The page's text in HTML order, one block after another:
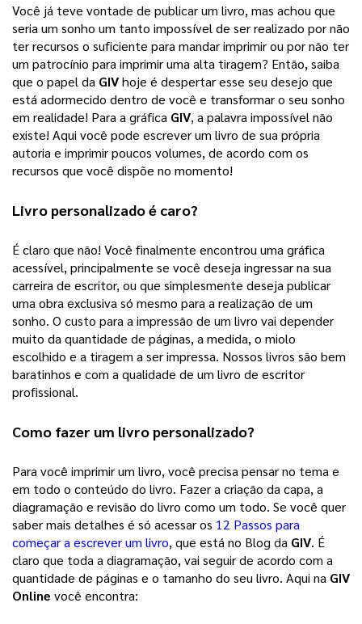
Você já teve vontade de publicar um livro, mas achou que
seria um sonho um tanto impossível de ser realizado por não
ter recursos o suficiente para mandar imprimir ou por não ter
um patrocínio para imprimir uma alta tiragem? Então, saiba
que o papel da GIVhoje é despertar esse seu desejo que
está adormecido dentro de você e transformar o seu sonho
em realidade! Para a gráfica GIV, a palavra impossível não
existe! Aqui você pode escrever um livro de sua própria
autoria e imprimir poucos volumes, de acordo com os
recursos que você dispõe no momento!
Livro personalizado é caro?
É claro que não! Você finalmente encontrou uma gráfica
acessível, principalmente se você deseja ingressar na sua
carreira de escritor, ou que simplesmente deseja publicar
uma obra exclusiva só mesmo para a realização de um
sonho. O custo para a impressão de um livro vai depender
muito da quantidade de páginas, a medida, o miolo
escolhido e a tiragem a ser impressa. Nossos livros são bem
baratinhos e com a qualidade de um livro de escritor
profissional.
Como fazer um livro personalizado?
Para você imprimir um livro, você precisa pensar no tema e
em todo o conteúdo do livro. Fazer a criação da capa, a
diagramação e revisão do livro como um todo. Se você quer
saber mais detalhes é só acessar os 12 Passos para
começar a escrever um livro, que está no Blog da GIV. É
claro que toda a diagramação, vai seguir de acordo com a
quantidade de páginas e o tamanho do seu livro. Aqui na GIV
Online você encontra: